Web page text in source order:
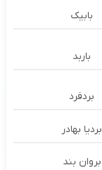
بابیک
باربد
بردفرد
بردیا بهادر
بروان بند